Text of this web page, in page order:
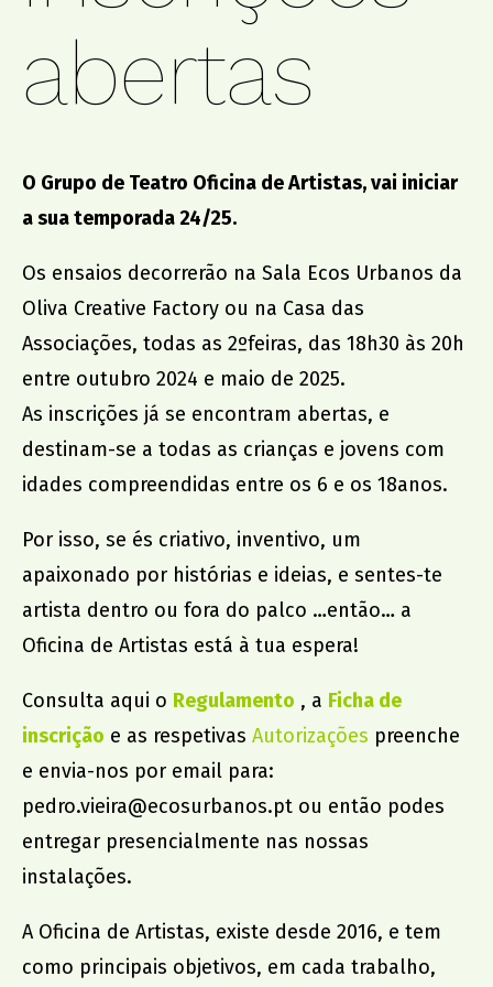
promoção institucional
Cidade no Jardim
Jantar de Solidariedade
parcerias
ACCL, Party Sleep Repeat
Comissão de Proteção de Crianças e Jovens SJM
Banco Alimentar Contra a Fome, Aveiro
DGRSP, Equipa Entre o Douro e Vouga
Agrupamento de Escolas
Dr. Serafim Leite
Agrupamento de Escolas
AMU
abertas
O Grupo de Teatro Oficina de Artistas, vai iniciar
a sua temporada 24/25.
Os ensaios decorrerão na Sala Ecos Urbanos da
Oliva Creative Factory ou na Casa das
Associações, todas as 2ºfeiras, das 18h30 às 20h
entre outubro 2024 e maio de 2025.
As inscrições já se encontram abertas, e
destinam-se a todas as crianças e jovens com
idades compreendidas entre os 6 e os 18anos.
Por isso, se és criativo, inventivo, um
apaixonado por histórias e ideias, e sentes-te
artista dentro ou fora do palco …então… a
Oficina de Artistas está à tua espera!
Consulta aqui o Regulamento , a Ficha de
inscrição e as respetivas Autorizações preenche
e envia-nos por email para:
pedro.vieira@ecosurbanos.pt ou então podes
entregar presencialmente nas nossas
instalações.
A Oficina de Artistas, existe desde 2016, e tem
como principais objetivos, em cada trabalho,